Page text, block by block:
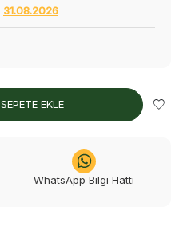
31.08.2026
SEPETE EKLE
WhatsApp Bilgi Hattı